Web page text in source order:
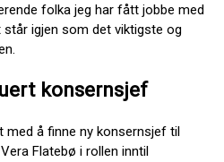
folka jeg har fått jobbe med
står igjen som det viktigste og
konsernsjef
med å finne ny konsernsjef til
Flatebø i rollen inntil